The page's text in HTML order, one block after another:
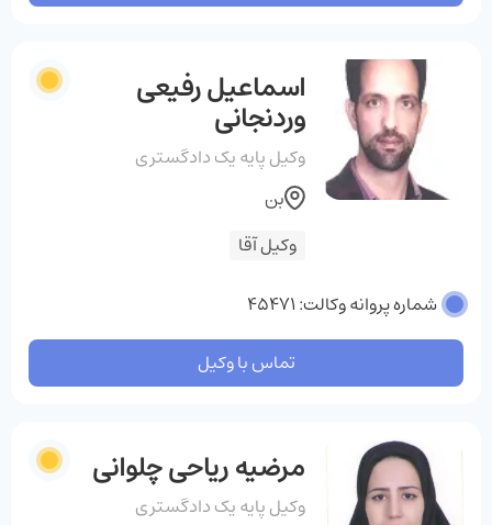
اسماعیل رفیعی
وردنجانی
وکیل پایه یک دادگستری
وکیل آقا
بن
شماره پروانه وکالت: 45471
تماس با وکیل
مرضیه ریاحی چلوانی
وکیل پایه یک دادگستری